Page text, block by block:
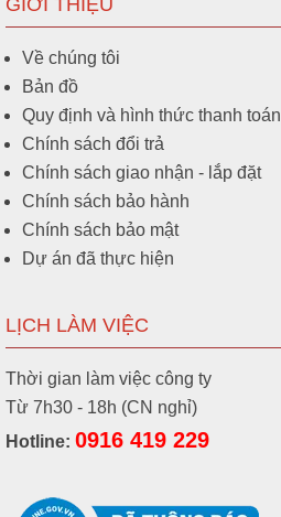
Về chúng tôi
Bản đồ
Quy định và hình thức thanh toán
Chính sách đổi trả
Chính sách giao nhận - lắp đặt
Chính sách bảo hành
Chính sách bảo mật
Dự án đã thực hiện
LỊCH LÀM VIỆC
Thời gian làm việc công ty
Từ 7h30 - 18h (CN nghỉ)
Hotline: 0916 419 229